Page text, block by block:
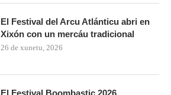
El Festival del Arcu Atlánticu abri en
Xixón con un mercáu tradicional
26 de xunetu, 2026
El Festival Boombastic 2026